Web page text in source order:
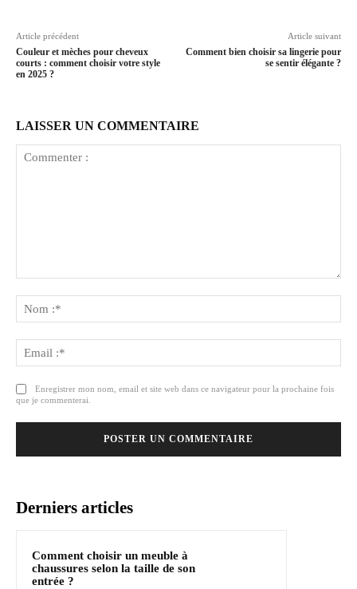
Article précédent
Couleur et mèches pour cheveux
courts : comment choisir votre style
en 2025 ?
Article suivant
Comment bien choisir sa lingerie pour
se sentir élégante ?
LAISSER UN COMMENTAIRE
:
Enregistrer mon nom, email et site web dans ce navigateur pour la prochaine fois
que je commenterai.
Derniers articles
Comment choisir un meuble à
chaussures selon la taille de son
entrée ?